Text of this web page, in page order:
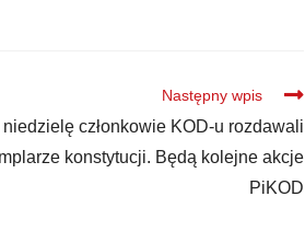
Następny wpis
niedzielę członkowie KOD-u rozdawali
konstytucji. Będą kolejne akcje
PiKOD